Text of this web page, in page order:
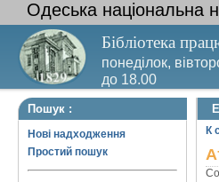
Одеська національна
Бібліотека
понеділок,
до 18.00
Вихідний день –
Пошук :
Нові надходження
Простий пошук
К